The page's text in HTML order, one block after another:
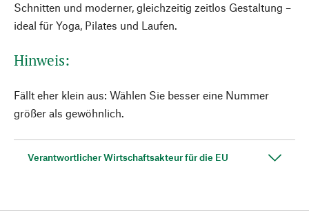
Schnitten und moderner, gleichzeitig zeitlos Gestaltung –
ideal für Yoga, Pilates und Laufen.
Hinweis:
Fällt eher klein aus: Wählen Sie besser eine Nummer
größer als gewöhnlich.
Verantwortlicher Wirtschaftsakteur für die EU